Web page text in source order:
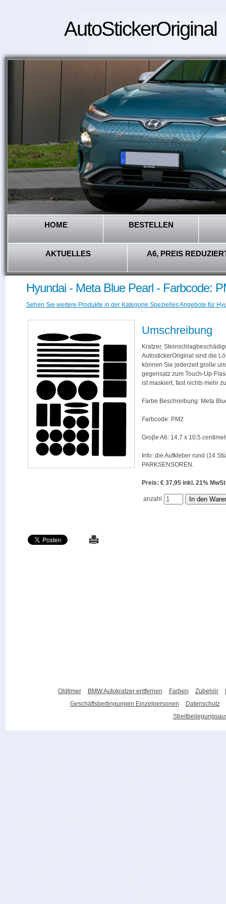
AutoStickerOriginal
HOME BESTELLEN
AKTUELLES A6, PREIS
Hyundai - Meta Blue Pearl - Farbcode:
Sehen Sie weitere Produkte in der Kategorie Spezielles Angebote für
Umschreibung
Kratzer,
AutostickerOriginal sind die
können Sie jederzeit große
gegensatz zum Touch-Up-
ist maskiert, fast nichts mehr
Farbe Beschreibung: Meta
Farbcode: PM2
Groβe A6: 14,7 x 10,5
Info: die Aufkleber rund (14
PARKSENSOREN.
Preis: € 37,95 inkl. 21%
anzahl
Oldtimer BMW Autokratzer entfernen Farben Zubehör
Geschäftsbedingungen Einzelpersonen
Datenschutz